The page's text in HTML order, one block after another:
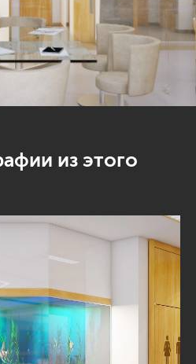
из этого